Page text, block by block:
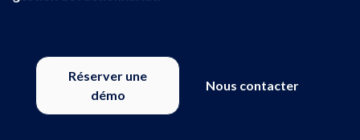
Réserver une
démo
Nous contacter